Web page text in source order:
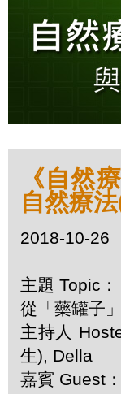
《自然
自然療
2018-10-26
主題 Topic
從「藥罐子
主持人
生), Della
嘉賓 Guest：